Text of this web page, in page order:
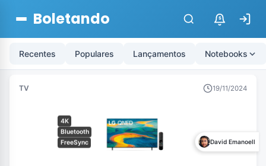
Boletando $
Recentes Populares Lançamentos Notebooks
TV 19/11/2024
4K
Bluetooth
FreeSync
David Emanoell